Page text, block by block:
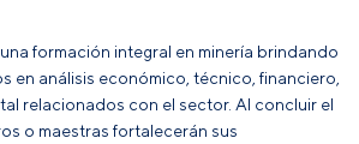
formación integral en minería brindando
en análisis económico, técnico, financiero,
relacionados con el sector. Al concluir el
o maestras fortalecerán sus